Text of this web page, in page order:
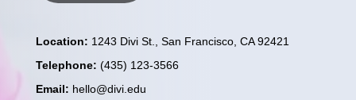
Location: 1243 Divi St., San Francisco, CA 92421
Telephone: (435) 123-3566
Email: hello@divi.edu